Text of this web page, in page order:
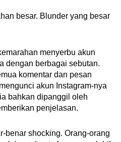
besar. Blunder yang besar
menyerbu akun
dengan berbagai sebutan.
komentar dan pesan
akun Instagram-nya
bahkan dipanggil oleh
penjelasan.
benar shocking. Orang-orang